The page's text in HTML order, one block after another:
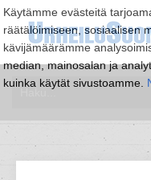
Käytämme evästeitä
räätälöimiseen, sosiaalisen
kävijämäärämme
median, mainosalan ja
kuinka käytät sivustoamme.